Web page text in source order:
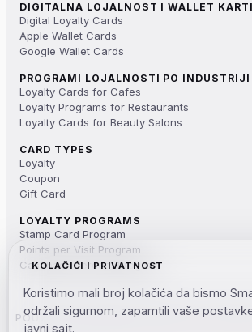
DIGITALNA LOJALNOST I WALLET
Digital Loyalty Cards
Apple Wallet Cards
Google Wallet Cards
PROGRAMI LOJALNOSTI PO INDUSTRIJI
Loyalty Cards for Cafes
Loyalty Programs for Restaurants
Loyalty Cards for Beauty Salons
CARD TYPES
Loyalty
Coupon
Gift Card
LOYALTY PROGRAMS
Stamp Card Program
Points per Visit Program
Cashback Percent Program
POUZDANA INFRASTRUKTURA ZA
KOLAČIĆI I PRIVATNOST
Koristimo mali broj kolačića da bismo
održali sigurnom, zapamtili vaše
javni sajt.